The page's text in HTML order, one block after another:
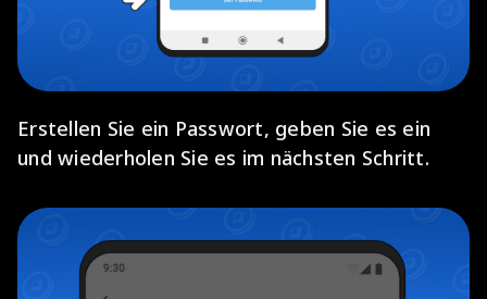
Erstellen Sie ein Passwort, geben Sie es ein
und wiederholen Sie es im nächsten Schritt.